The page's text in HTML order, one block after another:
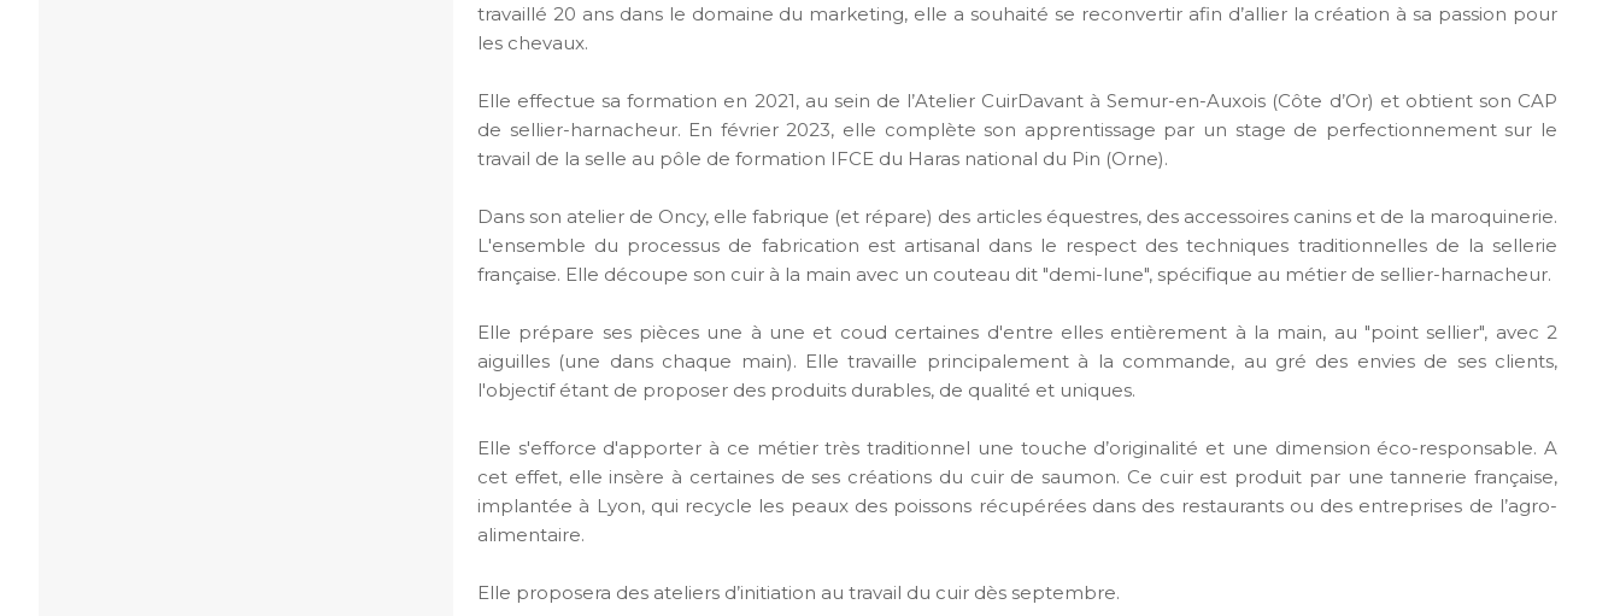
travaillé 20 ans dans le domaine du marketing, elle a souhaité se reconvertir afin d’allier la création à sa passion pour
les chevaux.
Elle effectue sa formation en 2021, au sein de l’Atelier CuirDavant à Semur-en-Auxois (Côte d’Or) et obtient son CAP
de sellier-harnacheur. En février 2023, elle complète son apprentissage par un stage de perfectionnement sur le
travail de la selle au pôle de formation IFCE du Haras national du Pin (Orne).
Dans son atelier de Oncy, elle fabrique (et répare) des articles équestres, des accessoires canins et de la maroquinerie.
L'ensemble du processus de fabrication est artisanal dans le respect des techniques traditionnelles de la sellerie
française. Elle découpe son cuir à la main avec un couteau dit "demi-lune", spécifique au métier de sellier-harnacheur.
Elle prépare ses pièces une à une et coud certaines d'entre elles entièrement à la main, au "point sellier", avec 2
aiguilles (une dans chaque main). Elle travaille principalement à la commande, au gré des envies de ses clients,
l'objectif étant de proposer des produits durables, de qualité et uniques.
Elle s'efforce d'apporter à ce métier très traditionnel une touche d’originalité et une dimension éco-responsable. A
cet effet, elle insère à certaines de ses créations du cuir de saumon. Ce cuir est produit par une tannerie française,
implantée à Lyon, qui recycle les peaux des poissons récupérées dans des restaurants ou des entreprises de l’agro-
alimentaire.
Elle proposera des ateliers d’initiation au travail du cuir dès septembre.